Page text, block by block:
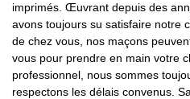
imprimés. Œuvrant depuis des
avons toujours su satisfaire notre
de chez vous, nos maçons
vous pour prendre en main votre
professionnel, nous sommes
respectons les délais convenus.